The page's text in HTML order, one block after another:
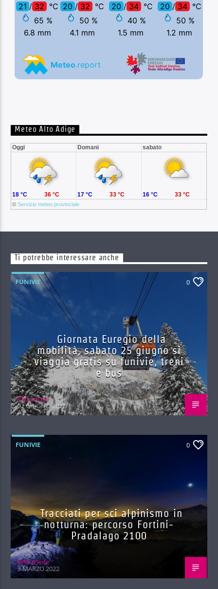
Meteo Alto Adige
Oggi Domani sabato
©Servizio meteo provinciale
18 °C 36 °C 17 °C 33 °C 16 °C 33 °C
Ti potrebbe interessare anche
FUNIVIE 0
Giornata Euregio della
mobilità, sabato 25 giugno si
viaggia gratis su funivie, treni
e bus
Red.azione
22 GIUGNO 2022
FUNIVIE 0
Tracciati per sci alpinismo in
notturna: percorso Fortini-
Pradalago 2100
Red.azione
3 MARZO 2022